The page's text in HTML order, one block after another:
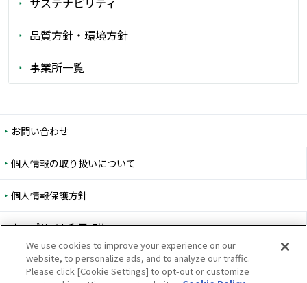
品質方針・環境方針
事業所一覧
お問い合わせ
個人情報の取り扱いについて
個人情報保護方針
ウェブサイト利用規約
ウェブアクセシビリティ方針
We use cookies to improve your experience on our
website, to personalize ads, and to analyze our traffic.
Please click [Cookie Settings] to opt-out or customize